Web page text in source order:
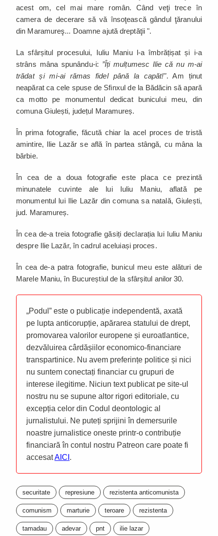
acest om, cel mai mare român. Când veţi trece în
camera de decerare să vă însoţească gândul ţăranului
din Maramureş... Doamne ajută dreptăţii ".
La sfârșitul procesului, Iuliu Maniu l-a îmbrățișat și i-a
strâns mâna spunându-i: ”Îți mulțumesc Ilie că nu m-ai
trădat și mi-ai rămas fidel până la capăt!". Am ținut
neapărat ca cele spuse de Sfinxul de la Bădăcin să apară
ca motto pe monumentul dedicat bunicului meu, din
comuna Giulești, județul Maramureș.
În prima fotografie, făcută chiar la acel proces de tristă
amintire, Ilie Lazăr se află în partea stângă, cu mâna la
bărbie.
În cea de a doua fotografie este placa ce prezintă
minunatele cuvinte ale lui Iuliu Maniu, aflată pe
monumentul lui Ilie Lazăr din comuna sa natală, Giulești,
jud. Maramureș.
În cea de-a treia fotografie găsiți declarația lui Iuliu Maniu
despre Ilie Lazăr, în cadrul aceluiași proces.
În cea de-a patra fotografie, bunicul meu este alături de
Marele Maniu, în Bucureștiul de la sfârșitul anilor 30.
„Podul” este o publicație independentă, axată
pe lupta anticorupție, apărarea statului de drept,
promovarea valorilor europene și euroatlantice,
dezvăluirea cârdășiilor economico-financiare
transpartinice. Nu avem preferințe politice și nici
nu suntem conectați financiar cu grupuri de
interese ilegitime. Niciun text publicat pe site-ul
nostru nu se supune altor rigori editoriale, cu
excepția celor din Codul deontologic al
jurnalistului. Ne puteți sprijini în demersurile
noastre jurnalistice oneste printr-o contribuție
financiară în contul nostru Patreon care poate fi
accesatAICI .
securitate represiune rezistenta anticomunista
comunism marturie teroare rezistenta
tamadau adevar pnt ilie lazar